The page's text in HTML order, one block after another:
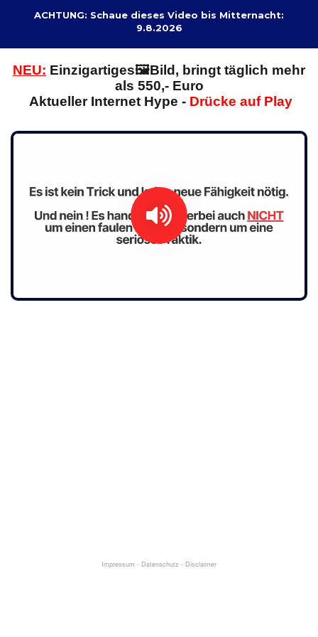
ACHTUNG: Schaue dieses Video bis Mitternacht:
9.8.2026
NEU: Einzigartiges🖼️Bild, bringt täglich mehr
als 550,- Euro
Aktueller Internet Hype - Drücke auf Play
Impressum - Datenschutz - Disclaimer